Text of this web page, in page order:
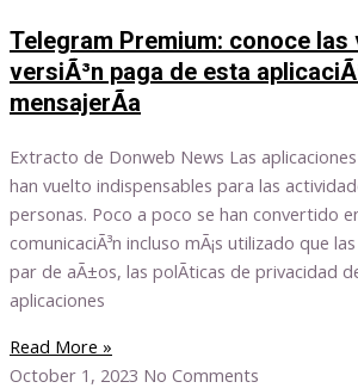
Telegram Premium: conoce las
versiÃ³n paga de esta
mensajerÃ­a
Extracto de Donweb News Las
han vuelto indispensables para las
personas. Poco a poco se han convertido
comunicaciÃ³n incluso mÃ¡s utilizado que
par de aÃ±os, las polÃ­ticas de privacidad
aplicaciones
Read More »
October 1, 2023 No Comments